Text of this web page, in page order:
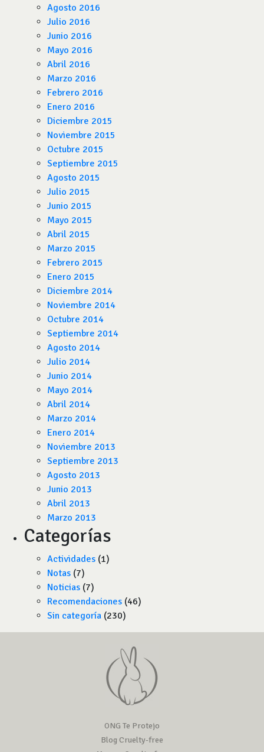
Agosto 2016
Julio 2016
Junio 2016
Mayo 2016
Abril 2016
Marzo 2016
Febrero 2016
Enero 2016
Diciembre 2015
Noviembre 2015
Octubre 2015
Septiembre 2015
Agosto 2015
Julio 2015
Junio 2015
Mayo 2015
Abril 2015
Marzo 2015
Febrero 2015
Enero 2015
Diciembre 2014
Noviembre 2014
Octubre 2014
Septiembre 2014
Agosto 2014
Julio 2014
Junio 2014
Mayo 2014
Abril 2014
Marzo 2014
Enero 2014
Noviembre 2013
Septiembre 2013
Agosto 2013
Junio 2013
Abril 2013
Marzo 2013
Categorías
Actividades (1)
Notas (7)
Noticias (7)
Recomendaciones (46)
Sin categoría (230)
ONG Te Protejo
Blog Cruelty-free